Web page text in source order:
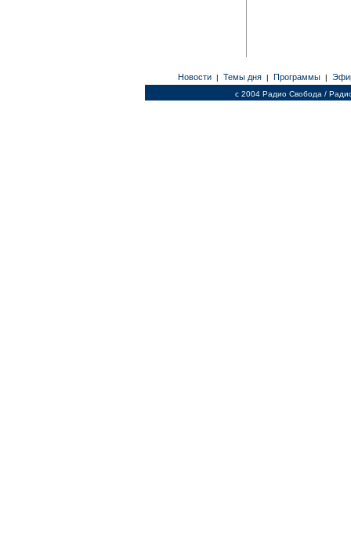
Новости | Темы дня | Программы |
c 2004 Радио Свобода /